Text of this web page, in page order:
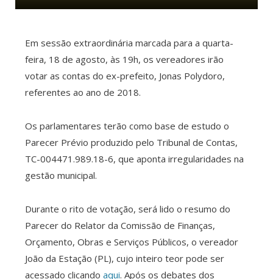
Em sessão extraordinária marcada para a quarta-
feira, 18 de agosto, às 19h, os vereadores irão
votar as contas do ex-prefeito, Jonas Polydoro,
referentes ao ano de 2018.
Os parlamentares terão como base de estudo o
Parecer Prévio produzido pelo Tribunal de Contas,
TC-004471.989.18-6, que aponta irregularidades na
gestão municipal.
Durante o rito de votação, será lido o resumo do
Parecer do Relator da Comissão de Finanças,
Orçamento, Obras e Serviços Públicos, o vereador
João da Estação (PL), cujo inteiro teor pode ser
acessado clicando aqui. Após os debates dos